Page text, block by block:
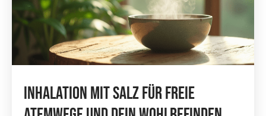
Inhalation Mit Salz Für Freie